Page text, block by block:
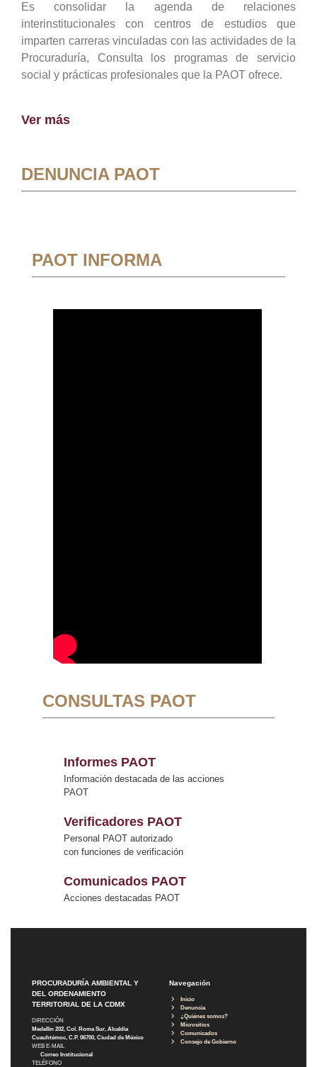
Es consolidar la agenda de relaciones
interinstitucionales con centros de estudios que
imparten carreras vinculadas con las actividades de la
Procuraduría, Consulta los programas de servicio
social y prácticas profesionales que la PAOT ofrece.
Ver más
DENUNCIA PAOT
PAOT INFORMA
CONSULTAS PAOT
Informes PAOT
Información destacada de las acciones
PAOT
Verificadores PAOT
Personal PAOT autorizado
con funciones de verificación
Comunicados PAOT
Acciones destacadas PAOT
PROCURADURÍA AMBIENTAL Y
DEL ORDENAMIENTO
TERRITORIAL DE LA CDMX
DIRECCIÓN
Medellín 202, Col. Roma Sur, Alcaldía
Cuauhtémoc, C.P. 06700, Ciudad de México
WEB E-MAIL
Correo Institucional
TELÉFONO
Navegación
Inicio
Denuncia
¿Quiénes somos?
Micrositios
Comunicados
Consejo de Gobierno